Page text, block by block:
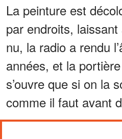
La peinture est
par endroits,
nu, la radio a rendu
années, et la
s’ouvre que si on la
comme il faut avant